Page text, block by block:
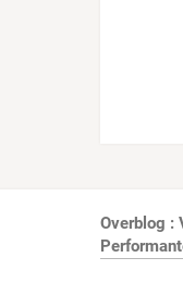
Overblog :